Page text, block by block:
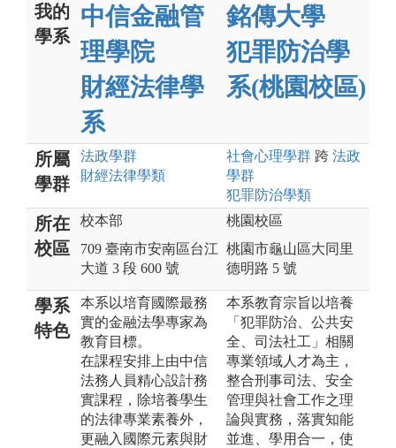
我的
學系
中信金融管
理學院
財經法律學
系
銘傳大學
犯罪防治學
系(桃園校區)
所屬
學群
法政學群
財經法律學類
社會心理學群 跨 法政
學群
犯罪防治學類
所在
校區
校本部
709 臺南市安南區台江
大道 3 段 600 號
桃園校區
桃園市龜山區大同里
德明路 5 號
學系
特色
本系以培育國際最務
實的金融法學專家為
教育目標。
在課程安排上由中信
法務人員精心設計務
實課程，除培養學生
的法律專業素養外，
更融入國際元素與財
本系教育宗旨以培養
「犯罪防治、公共安
全、司法社工」相關
專業領域人才為主，
整合刑事司法、安全
管理與社會工作之理
論與實務，落實知能
並進、學用合一，使